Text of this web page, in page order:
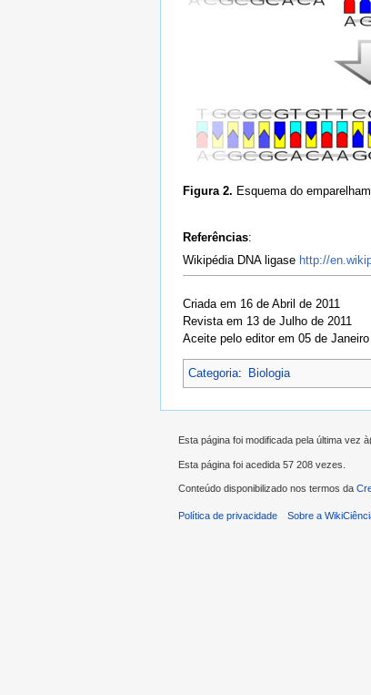
Figura 2. Esquema do
Referências:
Wikipédia DNA ligase http://
Criada em 16 de Abril de 2011
Revista em 13 de Julho de 2011
Aceite pelo editor em 05 de
Categoria: Biologia
Esta página foi modificada pela última vez
Esta página foi acedida 57 208 vezes.
Conteúdo disponibilizado nos termos da
Política de privacidade Sobre a